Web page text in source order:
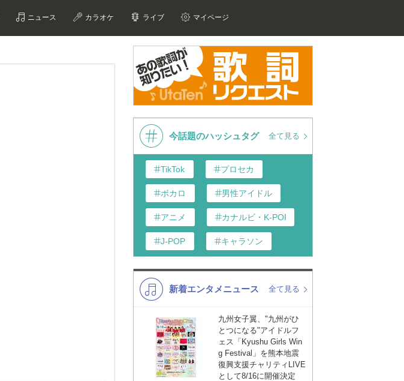
ニュース カラオケ ライブ マイページ
今話題のハッシュタグ 全て見る
TikTok プロセカ
ボカロ 男性アイドル
アニメ カナルビ・K-POP和訳
J-POP キャラソン
K-POP 演歌・歌謡
洋楽
VTuber ディズニー
新着エンタメニュース 全て見る
九州女子翼、"九州がひ
とつになる"アイドルフ
ェス「Kyushu Girls Win
g Festival」を熊本地震
復興支援チャリティLIVE
として8/16に開催決定